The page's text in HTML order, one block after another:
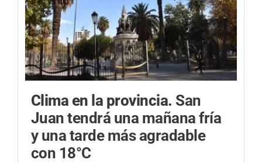
Clima en la provincia. San
Juan tendrá una mañana fría
y una tarde más agradable
con 18°C